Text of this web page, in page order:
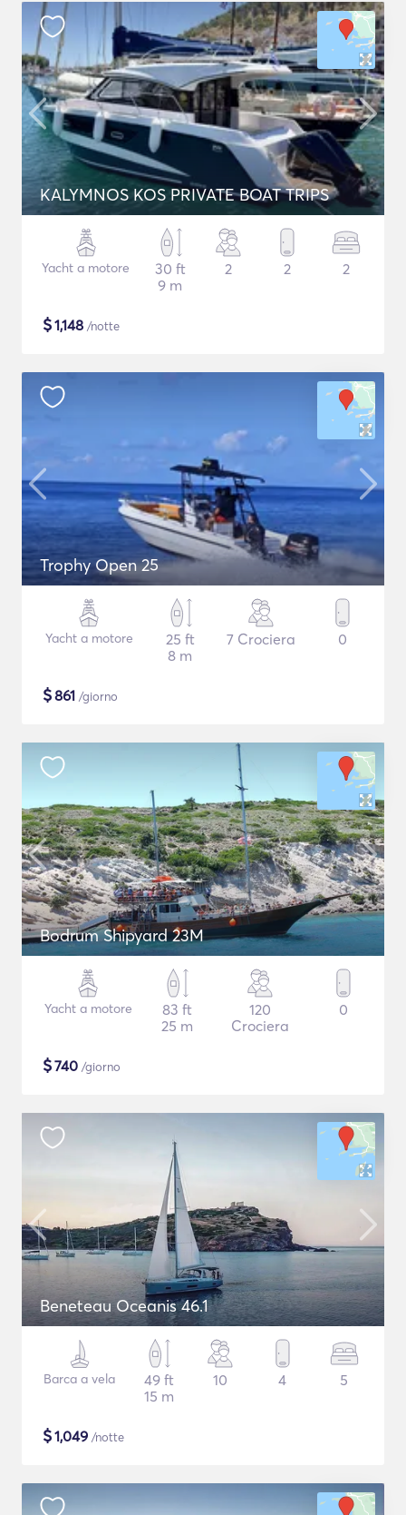
KALYMNOS KOS PRIVATE BOAT TRIPS
Yacht a motore
30 ft
9 m
2 2 2
$1,148 /notte
Trophy Open 25
Yacht a motore
25 ft
8 m
7 Crociera 0
$861 /giorno
Bodrum Shipyard 23M
Yacht a motore
83 ft
25 m
120
Crociera
0
$740 /giorno
Beneteau Oceanis 46.1
Barca a vela
49 ft
15 m
10 4 5
$1,049 /notte